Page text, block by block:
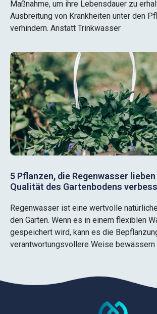
Maßnahme, um ihre Lebensdauer zu
Ausbreitung von Krankheiten unter den
verhindern. Anstatt Trinkwasser
5 Pflanzen, die Regenwasser
Qualität des Gartenbodens
Regenwasser ist eine wertvolle
den Garten. Wenn es in einem flexiblen
gespeichert wird, kann es die
verantwortungsvollere Weise bewässern